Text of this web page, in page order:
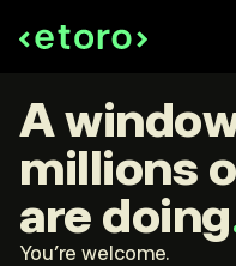
A
millions
are doing
You're welcome.